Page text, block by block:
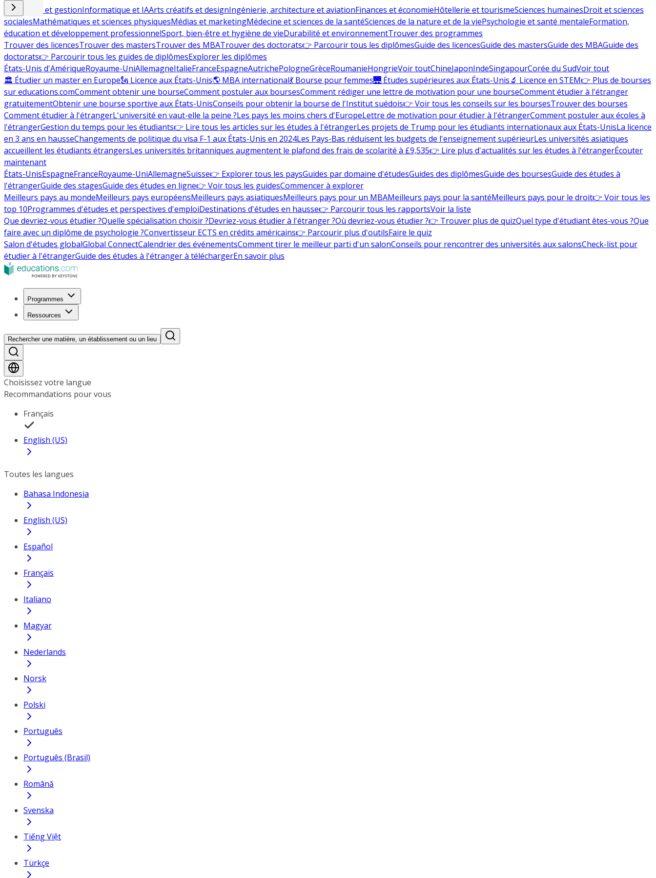
Commerce et gestionInformatique et IAArts créatifs et designIngénierie, architecture et aviationFinances et économieHôtellerie et tourismeSciences humainesDroit et sciences
socialesMathématiques et sciences physiquesMédias et marketingMédecine et sciences de la santéSciences de la nature et de la viePsychologie et santé mentaleFormation,
éducation et développement professionnelSport, bien-être et hygiène de vieDurabilité et environnementTrouver des programmes
Trouver des licencesTrouver des mastersTrouver des MBATrouver des doctorats👉 Parcourir tous les diplômesGuide des licencesGuide des mastersGuide des MBAGuide des
doctorats👉 Parcourir tous les guides de diplômesExplorer les diplômes
États-Unis d'AmériqueRoyaume-UniAllemagneItalieFranceEspagneAutrichePologneGrèceRoumanieHongrieVoir toutChineJaponIndeSingapourCorée du SudVoir tout
🏛 Étudier un master en Europe🗽 Licence aux États-Unis🌎 MBA international💃 Bourse pour femmes🌉 Études supérieures aux États-Unis🔬 Licence en STEM👉 Plus de bourses
sur educations.comComment obtenir une bourseComment postuler aux boursesComment rédiger une lettre de motivation pour une bourseComment étudier à l'étranger
gratuitementObtenir une bourse sportive aux États-UnisConseils pour obtenir la bourse de l'Institut suédois👉 Voir tous les conseils sur les boursesTrouver des bourses
Comment étudier à l'étrangerL'université en vaut-elle la peine ?Les pays les moins chers d'EuropeLettre de motivation pour étudier à l'étrangerComment postuler aux écoles à
l'étrangerGestion du temps pour les étudiants👉 Lire tous les articles sur les études à l'étrangerLes projets de Trump pour les étudiants internationaux aux États-UnisLa licence
en 3 ans en hausseChangements de politique du visa F-1 aux États-Unis en 2024Les Pays-Bas réduisent les budgets de l'enseignement supérieurLes universités asiatiques
accueillent les étudiants étrangersLes universités britanniques augmentent le plafond des frais de scolarité à £9,535👉 Lire plus d'actualités sur les études à l'étrangerÉcouter
maintenant
États-UnisEspagneFranceRoyaume-UniAllemagneSuisse👉 Explorer tous les paysGuides par domaine d'étudesGuides des diplômesGuide des boursesGuide des études à
l'étrangerGuide des stagesGuide des études en ligne👉 Voir tous les guidesCommencer à explorer
Meilleurs pays au mondeMeilleurs pays européensMeilleurs pays asiatiquesMeilleurs pays pour un MBAMeilleurs pays pour la santéMeilleurs pays pour le droit👉 Voir tous les
top 10Programmes d'études et perspectives d'emploiDestinations d'études en hausse👉 Parcourir tous les rapportsVoir la liste
Que devriez-vous étudier ?Quelle spécialisation choisir ?Devriez-vous étudier à l'étranger ?Où devriez-vous étudier ?👉 Trouver plus de quizQuel type d'étudiant êtes-vous ?Que
faire avec un diplôme de psychologie ?Convertisseur ECTS en crédits américains👉 Parcourir plus d'outilsFaire le quiz
Salon d'études globalGlobal ConnectCalendrier des événementsComment tirer le meilleur parti d'un salonConseils pour rencontrer des universités aux salonsCheck-list pour
étudier à l'étrangerGuide des études à l'étranger à téléchargerEn savoir plus
Programmes
Ressources
Rechercher une matière, un établissement ou un lieu
Choisissez votre langue
Recommandations pour vous
Français
English (US)
Toutes les langues
Bahasa Indonesia
English (US)
Español
Français
Italiano
Magyar
Nederlands
Norsk
Polski
Português
Português (Brasil)
Română
Svenska
Tiếng Việt
Türkçe